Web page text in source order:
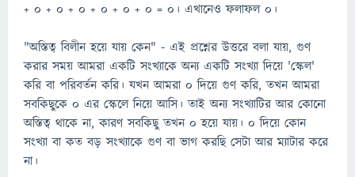
+ ০ + ০ + ০ + ০ + ০ + ০ = ০। এখানেও ফলাফল ০।
"অস্তিত্ব বিলীন হয়ে যায় কেন" - এই প্রশ্নের উত্তরে বলা যায়, গুণ
করার সময় আমরা একটি সংখ্যাকে অন্য একটি সংখ্যা দিয়ে 'স্কেল'
করি বা পরিবর্তন করি। যখন আমরা ০ দিয়ে গুণ করি, তখন আমরা
সবকিছুকে ০ এর স্কেলে নিয়ে আসি। তাই অন্য সংখ্যাটির আর কোনো
অস্তিত্ব থাকে না, কারণ সবকিছু তখন ০ হয়ে যায়। ০ দিয়ে কোন
সংখ্যা বা কত বড় সংখ্যাকে গুণ বা ভাগ করছি সেটা আর ম্যাটার করে
না।